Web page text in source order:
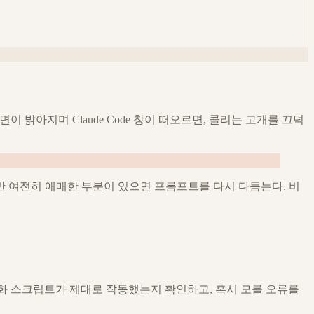
밝아지며 Claude Code 창이 떠오르면, 콜리는 고개를 끄덕
전히 애매한 부분이 있으면 프롬프트를 다시 다듬는다. 비
스크립트가 제대로 작동했는지 확인하고, 혹시 모를 오류를